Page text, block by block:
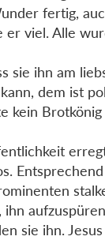
fertig,
er viel. Alle
sie ihn am
dem ist
kein
sie ihn.